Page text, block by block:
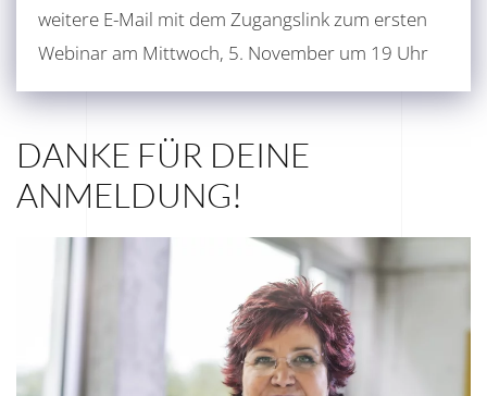
weitere E-Mail mit dem Zugangslink zum ersten
Webinar am Mittwoch, 5. November um 19 Uhr
DANKE FÜR DEINE
ANMELDUNG!